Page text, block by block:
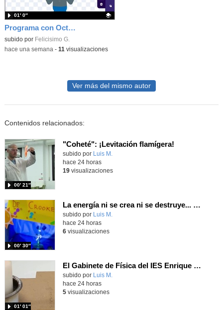
Programa con OctoStudio, un juego homenajeando al House of the dead con Zombies
Contenido educativo.
subido por Felicisimo G.
01′ 0″
-hace una semana - 11 visualizaciones
Ver más del mismo autor
Contenidos relacionados:
"Coheté": ¡Levitación flamígera!
Contenido educativo.
subido por Luis M.
00′ 21″
hace 24 horas
19visualizaciones
La energía ni se crea ni se destruye... ¡se experimenta! El Tierno en la Feria Madrid es Ciencia 2026
Contenido educativo.
subido por Luis M.
00′ 30″
hace 24 horas
6visualizaciones
El Gabinete de Física del IES Enrique Tierno Galván de Parla (Curso 25-26)
Contenido educativo.
subido por Luis M.
01′ 01″
hace 24 horas
5visualizaciones